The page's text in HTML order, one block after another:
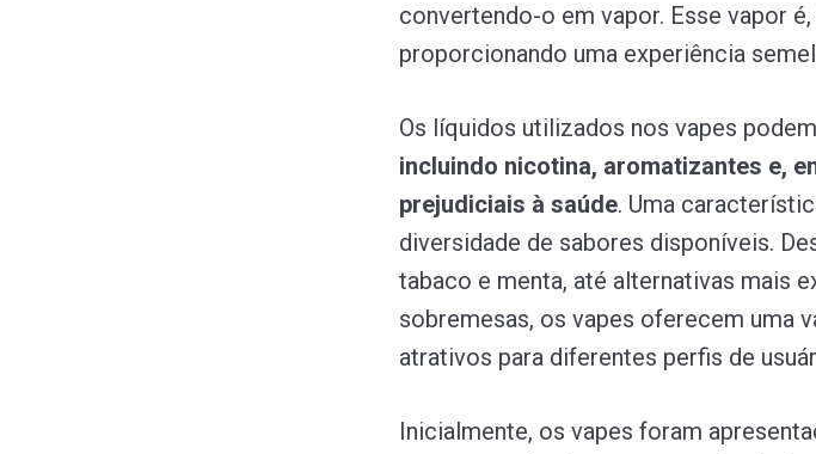
convertendo-o em vapor. Esse vapor
proporcionando uma experiência
Os líquidos utilizados nos vapes
incluindo nicotina, aromatizantes e,
prejudiciais à saúde. Uma
diversidade de sabores disponíveis.
tabaco e menta, até alternativas mais
sobremesas, os vapes oferecem uma
atrativos para diferentes perfis de
Inicialmente, os vapes foram